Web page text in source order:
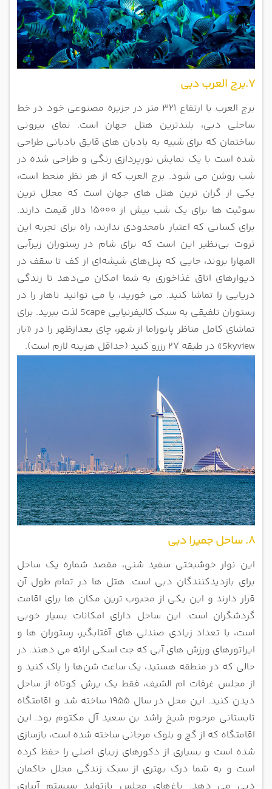
7.برج العرب دبی
برج العرب با ارتفاع 321 متر در جزیره مصنوعی خود در خط
ساحلی دبی، بلندترین هتل جهان است. نمای بیرونی
ساختمان که برای شبیه به بادبان های قایق بادبانی طراحی
شده است با یک نمایش نورپردازی رنگی و طراحی شده در
شب روشن می شود. برج العرب که از هر نظر منحط است،
یکی از گران ترین هتل های جهان است که مجلل ترین
سوئیت ها برای یک شب بیش از 15000 دلار قیمت دارند.
برای کسانی که اعتبار نامحدودی ندارند، راه برای تجربه این
ثروت بی‌نظیر این است که برای شام در رستوران زیرآبی
المهارا بروند، جایی که پنل‌های شیشه‌ای از کف تا سقف در
دیوارهای اتاق غذاخوری به شما امکان می‌دهد تا زندگی
دریایی را تماشا کنید. می خورید، یا می توانید ناهار را در
رستوران تلفیقی به سبک کالیفرنیایی Scape لذت ببرید. برای
تماشای کامل مناظر پانوراما از شهر، چای بعدازظهر را در «بار
Skyview» در طبقه ۲۷ رزرو کنید (حداقل هزینه لازم است).
8. ساحل جمیرا دبی
این نوار خوشبختی سفید شنی، مقصد شماره یک ساحل
برای بازدیدکنندگان دبی است. هتل ها در تمام طول آن
قرار دارند و این یکی از محبوب ترین مکان ها برای اقامت
گردشگران است. این ساحل دارای امکانات بسیار خوبی
است، با تعداد زیادی صندلی های آفتابگیر، رستوران ها و
اپراتورهای ورزش های آبی که جت اسکی ارائه می دهند. در
حالی که در منطقه هستید، یک ساعت شن‌ها را پاک کنید و
از مجلس غرفات ام الشیف، فقط یک پرش کوتاه از ساحل
دیدن کنید. این محل در سال 1955 ساخته شد و اقامتگاه
تابستانی مرحوم شیخ راشد بن سعید آل مکتوم بود. این
اقامتگاه که از گچ و بلوک مرجانی ساخته شده است، بازسازی
شده است و بسیاری از دکورهای زیبای اصلی را حفظ کرده
است و به شما درک بهتری از سبک زندگی مجلل حاکمان